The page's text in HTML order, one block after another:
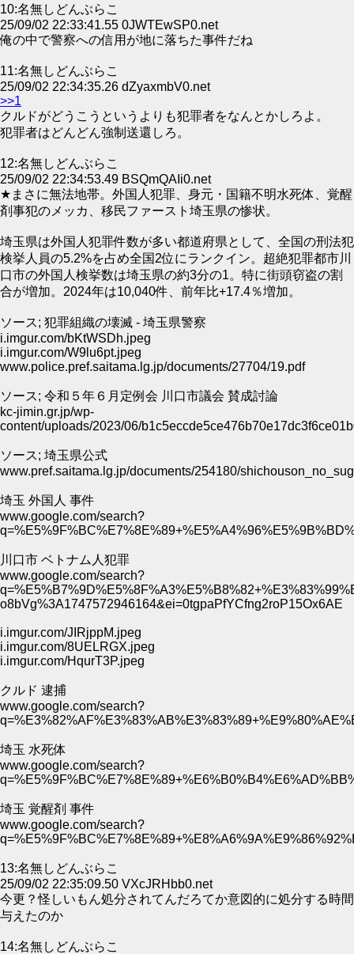
10:名無しどんぶらこ
25/09/02 22:33:41.55 0JWTEwSP0.net
俺の中で警察への信用が地に落ちた事件だね
11:名無しどんぶらこ
25/09/02 22:34:35.26 dZyaxmbV0.net
>>1
クルドがどうこうというよりも犯罪者をなんとかしろよ。
犯罪者はどんどん強制送還しろ。
12:名無しどんぶらこ
25/09/02 22:34:53.49 BSQmQAIi0.net
★まさに無法地帯。外国人犯罪、身元・国籍不明水死体、覚醒
剤事犯のメッカ、移民ファースト埼玉県の惨状。
埼玉県は外国人犯罪件数が多い都道府県として、全国の刑法犯
検挙人員の5.2%を占め全国2位にランクイン。超絶犯罪都市川
口市の外国人検挙数は埼玉県の約3分の1。特に街頭窃盗の割
合が増加。2024年は10,040件、前年比+17.4％増加。
ソース; 犯罪組織の壊滅 - 埼玉県警察
i.imgur.com/bKtWSDh.jpeg
i.imgur.com/W9lu6pt.jpeg
www.police.pref.saitama.lg.jp/documents/27704/19.pdf
ソース; 令和５年６月定例会 川口市議会 賛成討論
kc-jimin.gr.jp/wp-
content/uploads/2023/06/
ソース; 埼玉県公式
www.pref.saitama.lg.jp/documents/254180/
埼玉 外国人 事件
www.google.com/search?
川口市 ベトナム人犯罪
www.google.com/search?
o8bVg%3A1747572946164&ei=0tgpaPfYCfng2roP15Ox6AE
i.imgur.com/JIRjppM.jpeg
i.imgur.com/8UELRGX.jpeg
i.imgur.com/HqurT3P.jpeg
クルド 逮捕
www.google.com/search?
埼玉 水死体
www.google.com/search?
埼玉 覚醒剤 事件
www.google.com/search?
13:名無しどんぶらこ
25/09/02 22:35:09.50 VXcJRHbb0.net
今更？怪しいもん処分されてんだろてか意図的に処分する時間
与えたのか
14:名無しどんぶらこ